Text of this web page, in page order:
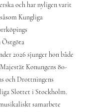
och har nyligen varit
Kungliga
Östgöta
2026 sjunger hon både
Konungens 80-
och Drottningens
Slottet i Stockholm.
samarbete